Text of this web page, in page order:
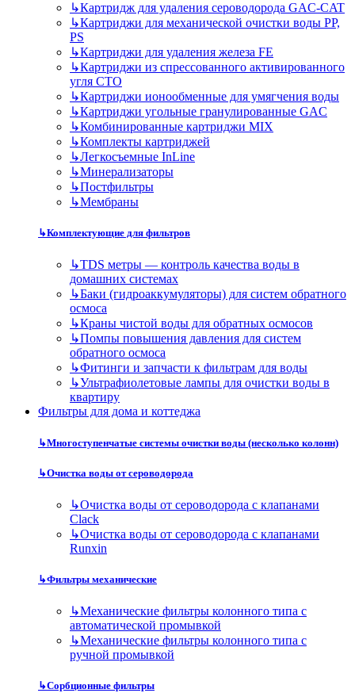
↳Картридж для удаления сероводорода GAC-CAT
↳Картриджи для механической очистки воды PP,
PS
↳Картриджи для удаления железа FE
↳Картриджи из спрессованного активированного
угля CTO
↳Картриджи ионообменные для умягчения воды
↳Картриджи угольные гранулированные GAC
↳Комбинированные картриджи MIX
↳Комплекты картриджей
↳Легкосъемные InLine
↳Минерализаторы
↳Постфильтры
↳Мембраны
↳Комплектующие для фильтров
↳TDS метры — контроль качества воды в
домашних системах
↳Баки (гидроаккумуляторы) для систем обратного
осмоса
↳Краны чистой воды для обратных осмосов
↳Помпы повышения давления для систем
обратного осмоса
↳Фитинги и запчасти к фильтрам для воды
↳Ультрафиолетовые лампы для очистки воды в
квартиру
Фильтры для дома и коттеджа
↳Многоступенчатые системы очистки воды (несколько колонн)
↳Очистка воды от сероводорода
↳Очистка воды от сероводорода с клапанами
Clack
↳Очистка воды от сероводорода с клапанами
Runxin
↳Фильтры механические
↳Механические фильтры колонного типа с
автоматической промывкой
↳Механические фильтры колонного типа с
ручной промывкой
↳Сорбционные фильтры